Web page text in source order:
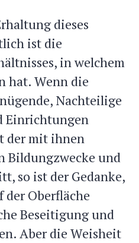
dieses
ist die
in welchem
hat. Wenn die
Nachteilige
Einrichtungen
der mit ihnen
Bildungzwecke und
so ist der Gedanke,
der Oberfläche
Beseitigung und
Aber die Weisheit